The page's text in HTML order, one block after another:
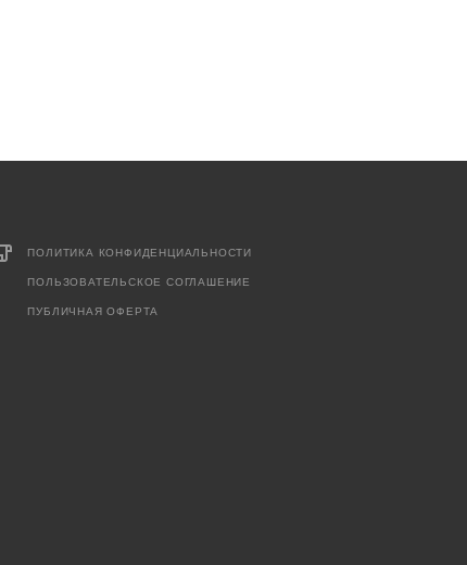
ПОЛИТИКА КОНФИДЕНЦИАЛЬНОСТИ
ПОЛЬЗОВАТЕЛЬСКОЕ СОГЛАШЕНИЕ
ПУБЛИЧНАЯ ОФЕРТА